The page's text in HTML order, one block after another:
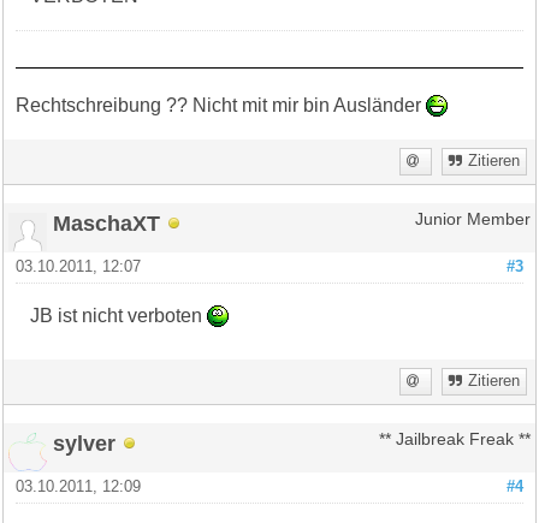
Rechtschreibung ?? Nicht mit mir bin Ausländer
Zitieren
MaschaXT Junior Member
#3
03.10.2011, 12:07
JB ist nicht verboten
Zitieren
sylver ** Jailbreak Freak **
#4
03.10.2011, 12:09